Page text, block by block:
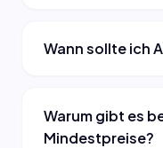
Wann sollte ich
Warum gibt es
Mindestpreise?